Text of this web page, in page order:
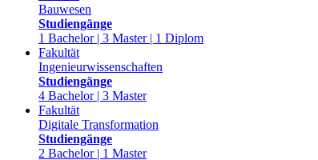
Bauwesen
Studiengänge
1 Bachelor | 3 Master | 1 Diplom
Fakultät
Ingenieurwissenschaften
Studiengänge
4 Bachelor | 3 Master
Fakultät
Digitale Transformation
Studiengänge
2 Bachelor | 1 Master